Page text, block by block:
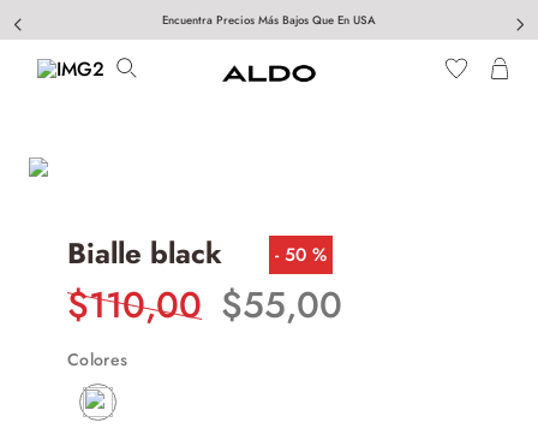
Encuentra Precios Más Bajos Que En USA
Bialle black 50 %
$110,00 $55,00
Colores